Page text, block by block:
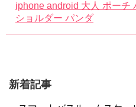
iphone android 大人 ポーチ
ショルダー パンダ
新着記事